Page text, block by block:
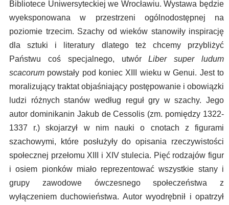
Bibliotece Uniwersyteckiej we Wrocławiu. Wystawa będzie
wyeksponowana w przestrzeni ogólnodostępnej na
poziomie trzecim. Szachy od wieków stanowiły inspirację
dla sztuki i literatury dlatego też chcemy przybliżyć
Państwu coś specjalnego, utwórLiber super ludum
scacorum powstały pod koniec XIII wieku w Genui. Jest to
moralizujący traktat objaśniający postępowanie i obowiązki
ludzi różnych stanów według reguł gry w szachy. Jego
autor dominikanin Jakub de Cessolis (zm. pomiędzy 1322-
1337 r.) skojarzył w nim nauki o cnotach z figurami
szachowymi, które posłużyły do opisania rzeczywistości
społecznej przełomu XIII i XIV stulecia. Pięć rodzajów figur
i osiem pionków miało reprezentować wszystkie stany i
grupy zawodowe ówczesnego społeczeństwa z
wyłączeniem duchowieństwa. Autor wyodrębnił i opatrzył